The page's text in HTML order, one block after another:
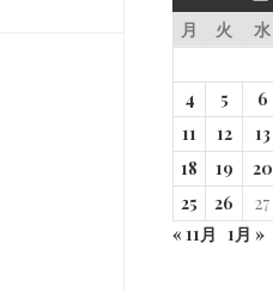
月
火 水
4
5 6
11
12 13
18
19 20
25
26 27
« 11月 1月 »